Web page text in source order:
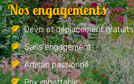
Nos engagements
Devis et déplacement gratuits
Sans engagement
Artisan passionné
Prix imbattable